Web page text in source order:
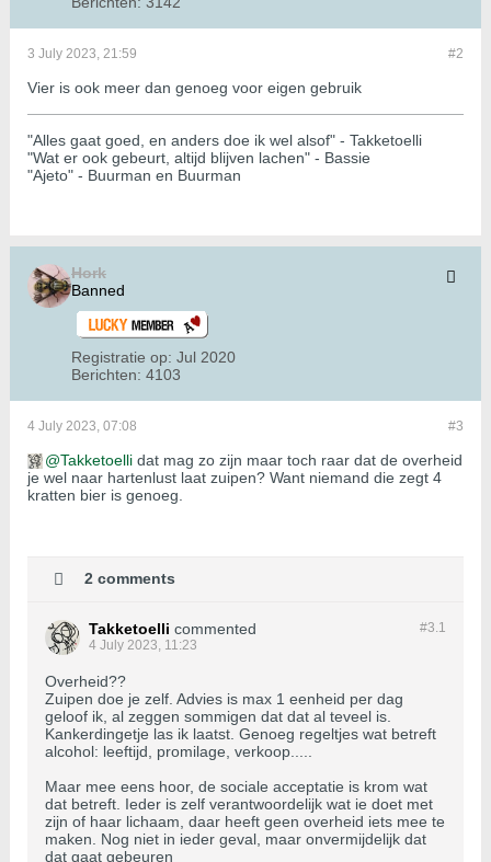
#2
3 July 2023, 21:59
Vier is ook meer dan genoeg voor eigen gebruik
"Alles gaat goed, en anders doe ik wel alsof" - Takketoelli
"Wat er ook gebeurt, altijd blijven lachen" - Bassie
"Ajeto" - Buurman en Buurman
Hork
Banned
Registratie op: Jul 2020
Berichten: 4103
#3
4 July 2023, 07:08
Takketoelli dat mag zo zijn maar toch raar dat de overheid
je wel naar hartenlust laat zuipen? Want niemand die zegt 4
kratten bier is genoeg.
2 comments
#3.1
Takketoelli commented
4 July 2023, 11:23
Overheid??
Zuipen doe je zelf. Advies is max 1 eenheid per dag
geloof ik, al zeggen sommigen dat dat al teveel is.
Kankerdingetje las ik laatst. Genoeg regeltjes wat betreft
alcohol: leeftijd, promilage, verkoop.....
Maar mee eens hoor, de sociale acceptatie is krom wat
dat betreft. Ieder is zelf verantwoordelijk wat ie doet met
zijn of haar lichaam, daar heeft geen overheid iets mee te
maken. Nog niet in ieder geval, maar onvermijdelijk dat
dat gaat gebeuren